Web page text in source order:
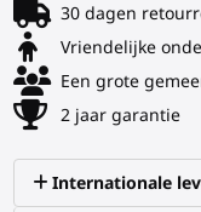
30 dagen
Vriendelijke
Een grote
2 jaar garantie
Internationale